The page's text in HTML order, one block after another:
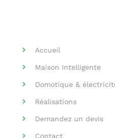
Accueil
Maison Intelligente
Domotique &
Réalisations
Demandez un devis
Contact